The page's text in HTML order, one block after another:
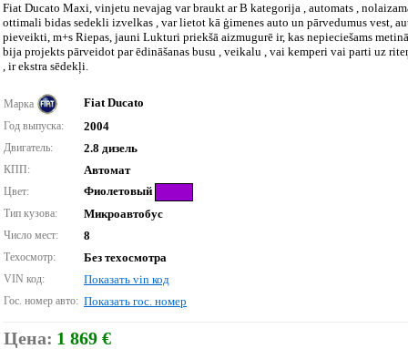
Fiat Ducato Maxi, vinjetu nevajag var braukt ar B kategorija , automats ,
ottimali bidas sedekli izvelkas , var lietot kā ģimenes auto un pārvedumus vest,
pieveikti, m+s Riepas, jauni Lukturi priekšā aizmugurē ir, kas nepieciešams
bija projekts pārveidot par ēdināšanas busu , veikalu , vai kemperi vai parti uz
, ir ekstra sēdekļi.
Марка Fiat Ducato
Год выпуска: 2004
Двигатель: 2.8 дизель
КПП: Автомат
Цвет: Фиолетовый
Тип кузова: Микроавтобус
Число мест: 8
Техосмотр: Без техосмотра
VIN код: Показать vin код
Гос. номер авто: Показать гос. номер
Цена: 1 869 €